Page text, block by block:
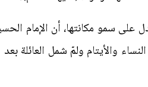
سمو مكانتها، أن الإمام
والأيتام ولمّ شمل العائلة